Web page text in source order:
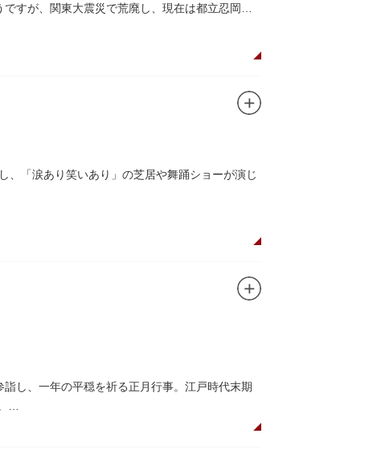
すが、関東大震災で荒廃し、現在は都立忍岡高
、「涙あり笑いあり」の芝居や舞踊ショーが演じ
し、一年の平穏を祈る正月行事。江戸時代末期